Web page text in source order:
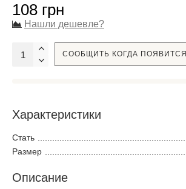
108 грн
Нашли дешевле?
СООБЩИТЬ КОГДА ПОЯВИТСЯ
Характеристики
Стать
Размер
Описание